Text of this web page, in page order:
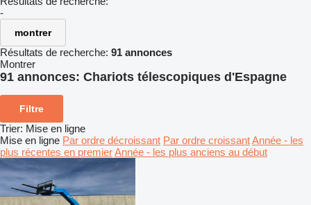
-
montrer
Résultats de recherche: 91 annonces
Montrer
91 annonces: Chariots télescopiques d'Espagne
Filtre
Trier: Mise en ligne
Mise en ligne Par ordre décroissant Par ordre croissantAnnée - les
plus récentes en premierAnnée - les plus anciens au début